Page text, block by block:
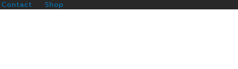
Contact Shop